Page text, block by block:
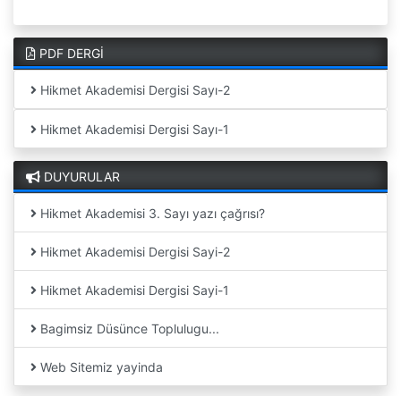
PDF DERGİ
Hikmet Akademisi Dergisi Sayı-2
Hikmet Akademisi Dergisi Sayı-1
DUYURULAR
Hikmet Akademisi 3. Sayı yazı çağrısı?
Hikmet Akademisi Dergisi Sayi-2
Hikmet Akademisi Dergisi Sayi-1
Bagimsiz Düsünce Toplulugu...
Web Sitemiz yayinda